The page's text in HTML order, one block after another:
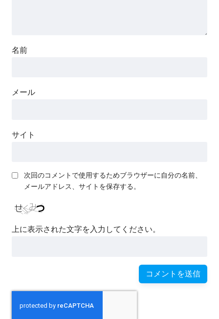
名前
メール
サイト
次回のコメントで使用するためブラウザーに自分の名前、
メールアドレス、サイトを保存する。
上に表示された文字を入力してください。